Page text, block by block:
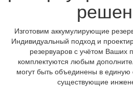
Изготовим аккумулирующие
Индивидуальный подход и
резервуаров с учётом Ваших
комплектуются любым
могут быть объединены в единую
существующие